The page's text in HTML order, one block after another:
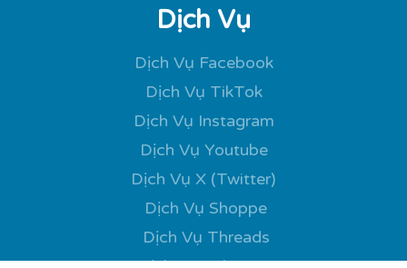
Dịch Vụ
Dịch Vụ Facebook
Dịch Vụ TikTok
Dịch Vụ Instagram
Dịch Vụ Youtube
Dịch Vụ X (Twitter)
Dịch Vụ Shoppe
Dịch Vụ Threads